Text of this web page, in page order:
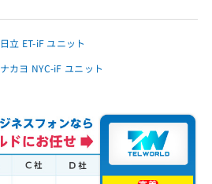
日立 ET-iF ユニット
ナカヨ NYC-iF ユニット